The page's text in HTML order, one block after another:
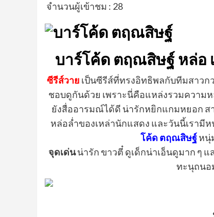
จำนวนผู้เข้าชม : 28
บาร์โค้ด ตฤณสิษฐ์ หล่อ
ซีรีส์วาย เป็นซีรีส์ที่ทรงอิทธิพลกับทีมสาว
ชอบดูกันด้วย เพราะนี่คือแหล่งรวมความ
ยังสื่ออารมณ์ได้ดี น่ารักหยิกแกมหยอก ส
หล่อล่ำของเหล่านักแสดง และวันนี้เรามี
โค้ด ตฤณสิษฐ์หนุ่
จุดเด่นน่ารัก ขาวตี๋ ดูเด็กน่าเอ็นดูมาก ๆ
ทะนุถนอ